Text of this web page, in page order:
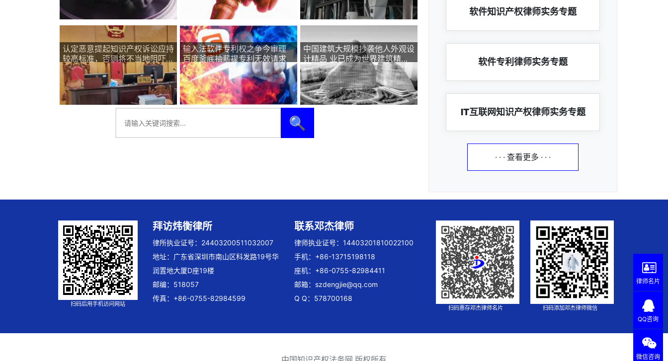
认定恶意提起知识产权诉讼应持
较高标准，否则将不当地阻吓权
利人维护其知识产权
输入法软件专利权之争今审理
百度釜底抽薪提专利无效请求
中国建筑大规模抄袭他人外观设
计精品 业已成为世界建筑精华
复制品聚集地
🔍
软件知识产权律师实务专题
软件专利律师实务专题
IT互联网知识产权律师实务专题
· · · 查看更多 · · ·
扫码后用手机访问网站
拜访炜衡律所
律所执业证号：24403200511032007
地址：广东省深圳市南山区科发路19号华
润置地大厦D座19楼
邮编：518057
传真：+86-0755-82984599
联系邓杰律师
律师执业证号：14403201810022100
手机：+86-13715198118
座机：+86-0755-82984411
邮箱： szdengjie@qq.com
Q Q：578700168
扫码惠存邓杰律师名片 扫码添加邓杰律师微信
律师名片
QQ咨询
微信咨询